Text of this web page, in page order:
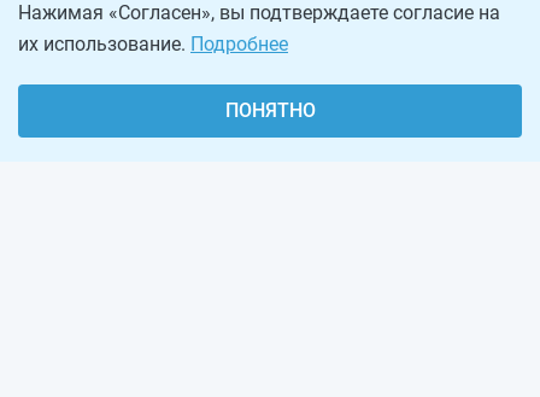
Нажимая «Согласен», вы подтверждаете согласие на
их использование. Подробнее
ПОНЯТНО